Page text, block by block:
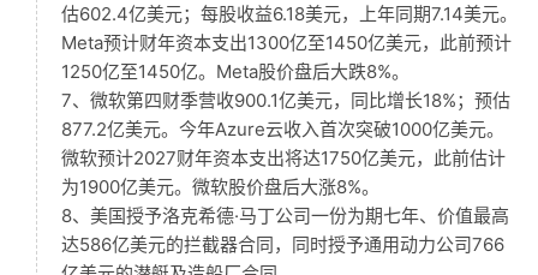
估602.4亿美元；每股收益6.18美元，上年同期7.14美元。
Meta预计财年资本支出1300亿至1450亿美元，此前预计
1250亿至1450亿。Meta股价盘后大跌8%。
7、微软第四财季营收900.1亿美元，同比增长18%；预估
877.2亿美元。今年Azure云收入首次突破1000亿美元。
微软预计2027财年资本支出将达1750亿美元，此前估计
为1900亿美元。微软股价盘后大涨8%。
8、美国授予洛克希德·马丁公司一份为期七年、价值最高
达586亿美元的拦截器合同，同时授予通用动力公司766